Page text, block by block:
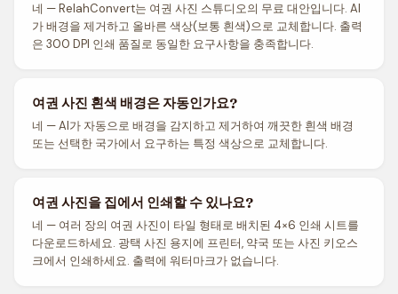
네 — RelahConvert는 여권 사진 스튜디오의 무료 대안입니다. AI
가 배경을 제거하고 올바른 색상(보통 흰색)으로 교체합니다. 출력
은 300 DPI 인쇄 품질로 동일한 요구사항을 충족합니다.
여권 사진 흰색 배경은 자동인가요?
네 — AI가 자동으로 배경을 감지하고 제거하여 깨끗한 흰색 배경
또는 선택한 국가에서 요구하는 특정 색상으로 교체합니다.
여권 사진을 집에서 인쇄할 수 있나요?
네 — 여러 장의 여권 사진이 타일 형태로 배치된 4×6 인쇄 시트를
다운로드하세요. 광택 사진 용지에 프린터, 약국 또는 사진 키오스
크에서 인쇄하세요. 출력에 워터마크가 없습니다.